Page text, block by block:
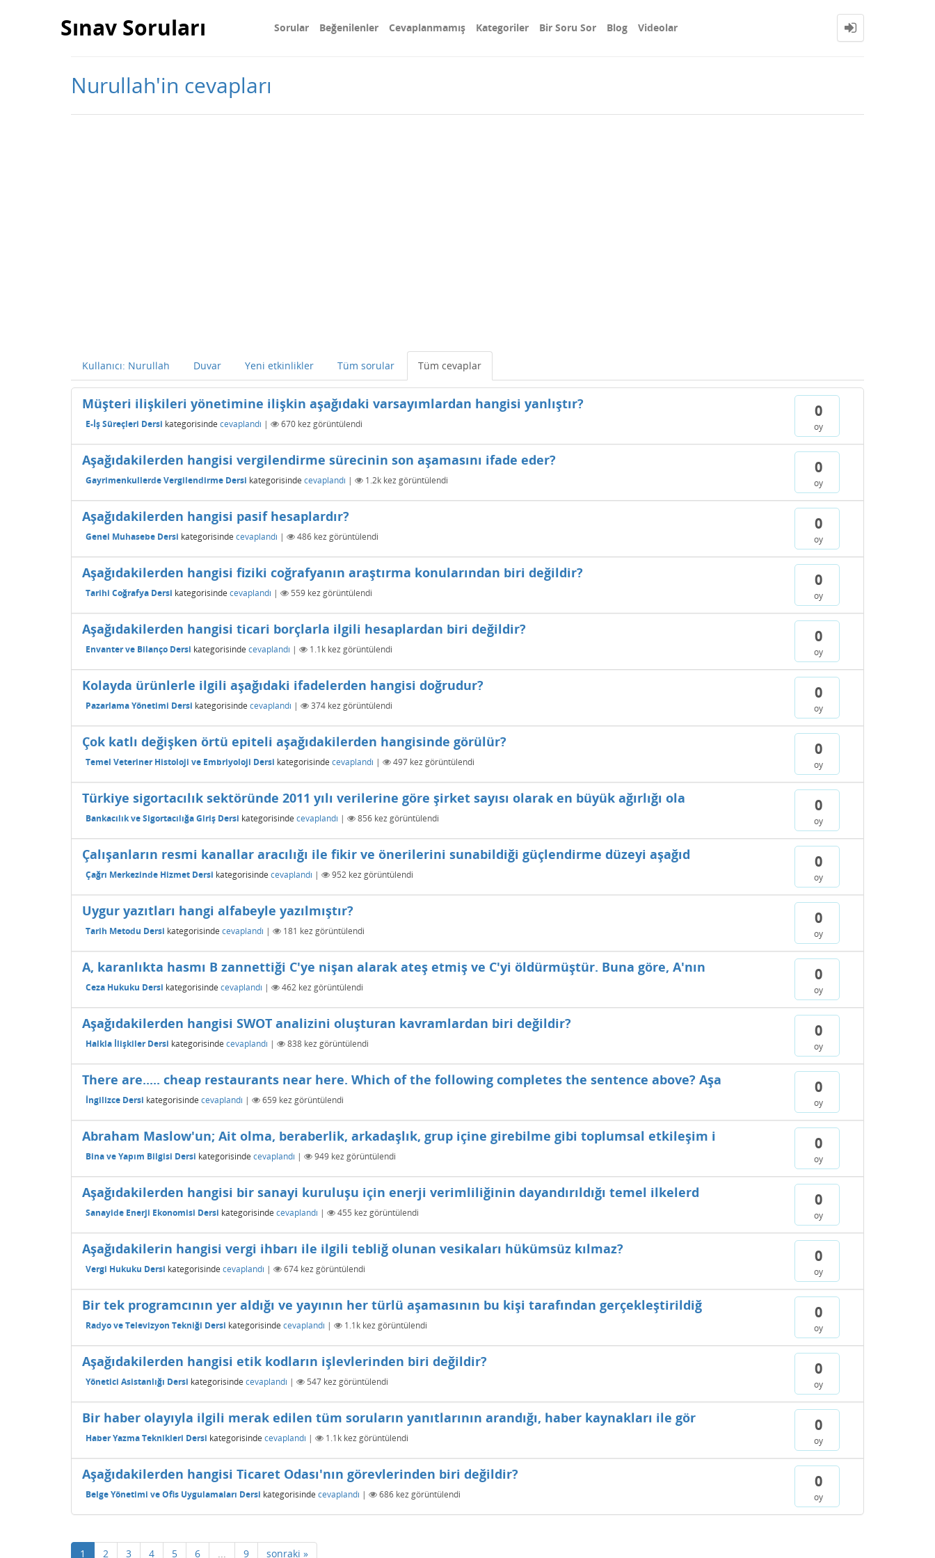
Sınav Soruları Sorular Beğenilenler Cevaplanmamış Kategoriler Bir Soru Sor Blog Videolar
Nurullah'in cevapları
Kullanıcı: Nurullah Duvar Yeni etkinlikler Tüm sorular Tüm cevaplar
0
oy
Müşteri ilişkileri yönetimine ilişkin aşağıdaki varsayımlardan hangisi yanlıştır?
E-İş Süreçleri Dersi kategorisinde cevaplandı | 670 kez görüntülendi
0
oy
Aşağıdakilerden hangisi vergilendirme sürecinin son aşamasını ifade eder?
Gayrimenkullerde Vergilendirme Dersi kategorisinde cevaplandı | 1.2k kez görüntülendi
0
oy
Aşağıdakilerden hangisi pasif hesaplardır?
Genel Muhasebe Dersi kategorisinde cevaplandı | 486 kez görüntülendi
0
oy
Aşağıdakilerden hangisi fiziki coğrafyanın araştırma konularından biri değildir?
Tarihi Coğrafya Dersi kategorisinde cevaplandı | 559 kez görüntülendi
0
oy
Aşağıdakilerden hangisi ticari borçlarla ilgili hesaplardan biri değildir?
Envanter ve Bilanço Dersi kategorisinde cevaplandı | 1.1k kez görüntülendi
0
oy
Kolayda ürünlerle ilgili aşağıdaki ifadelerden hangisi doğrudur?
Pazarlama Yönetimi Dersi kategorisinde cevaplandı | 374 kez görüntülendi
0
oy
Çok katlı değişken örtü epiteli aşağıdakilerden hangisinde görülür?
Temel Veteriner Histoloji ve Embriyoloji Dersi kategorisinde cevaplandı | 497 kez görüntülendi
0
oy
Türkiye sigortacılık sektöründe 2011 yılı verilerine göre şirket sayısı olarak en büyük ağırlığı ola
Bankacılık ve Sigortacılığa Giriş Dersi kategorisinde cevaplandı | 856 kez görüntülendi
0
oy
Çalışanların resmi kanallar aracılığı ile fikir ve önerilerini sunabildiği güçlendirme düzeyi aşağıd
Çağrı Merkezinde Hizmet Dersi kategorisinde cevaplandı | 952 kez görüntülendi
0
oy
Uygur yazıtları hangi alfabeyle yazılmıştır?
Tarih Metodu Dersi kategorisinde cevaplandı | 181 kez görüntülendi
0
oy
A, karanlıkta hasmı B zannettiği C'ye nişan alarak ateş etmiş ve C'yi öldürmüştür. Buna göre, A'nın
Ceza Hukuku Dersi kategorisinde cevaplandı | 462 kez görüntülendi
0
oy
Aşağıdakilerden hangisi SWOT analizini oluşturan kavramlardan biri değildir?
Halkla İlişkiler Dersi kategorisinde cevaplandı | 838 kez görüntülendi
0
oy
There are..... cheap restaurants near here. Which of the following completes the sentence above? Aşa
İngilizce Dersi kategorisinde cevaplandı | 659 kez görüntülendi
0
oy
Abraham Maslow'un; Ait olma, beraberlik, arkadaşlık, grup içine girebilme gibi toplumsal etkileşim i
Bina ve Yapım Bilgisi Dersi kategorisinde cevaplandı | 949 kez görüntülendi
0
oy
Aşağıdakilerden hangisi bir sanayi kuruluşu için enerji verimliliğinin dayandırıldığı temel ilkelerd
Sanayide Enerji Ekonomisi Dersi kategorisinde cevaplandı | 455 kez görüntülendi
0
oy
Aşağıdakilerin hangisi vergi ihbarı ile ilgili tebliğ olunan vesikaları hükümsüz kılmaz?
Vergi Hukuku Dersi kategorisinde cevaplandı | 674 kez görüntülendi
0
oy
Bir tek programcının yer aldığı ve yayının her türlü aşamasının bu kişi tarafından gerçekleştirildiğ
Radyo ve Televizyon Tekniği Dersi kategorisinde cevaplandı | 1.1k kez görüntülendi
0
oy
Aşağıdakilerden hangisi etik kodların işlevlerinden biri değildir?
Yönetici Asistanlığı Dersi kategorisinde cevaplandı | 547 kez görüntülendi
0
oy
Bir haber olayıyla ilgili merak edilen tüm soruların yanıtlarının arandığı, haber kaynakları ile gör
Haber Yazma Teknikleri Dersi kategorisinde cevaplandı | 1.1k kez görüntülendi
0
oy
Aşağıdakilerden hangisi Ticaret Odası'nın görevlerinden biri değildir?
Belge Yönetimi ve Ofis Uygulamaları Dersi kategorisinde cevaplandı | 686 kez görüntülendi
1 2 3 4 5 6 ... 9 sonraki »